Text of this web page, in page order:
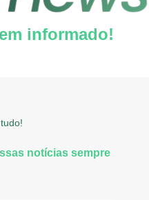
informado!
notícias sempre